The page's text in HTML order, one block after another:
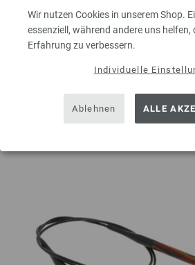
Wir nutzen Cookies in unserem Shop.
essenziell, während andere uns helfen,
Erfahrung zu verbessern.
Individuelle
Ablehnen ALLE
Auf meine